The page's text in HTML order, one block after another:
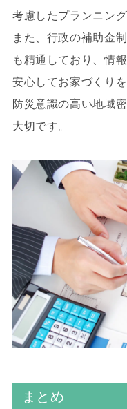
考慮したプランニング
また、行政の補助金
も精通しており、情
安心してお家づくり
防災意識の高い地域
大切です。
まとめ